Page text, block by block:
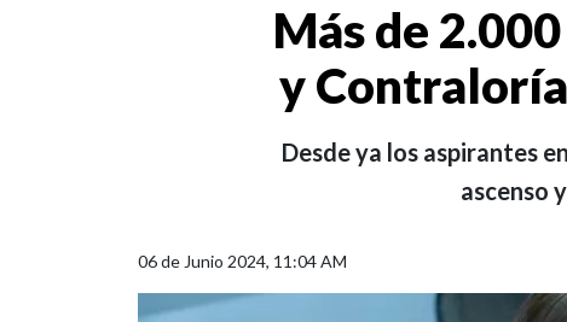
Más de
y
Desde ya los aspirantes
ascenso
06 de Junio 2024, 11:04 AM